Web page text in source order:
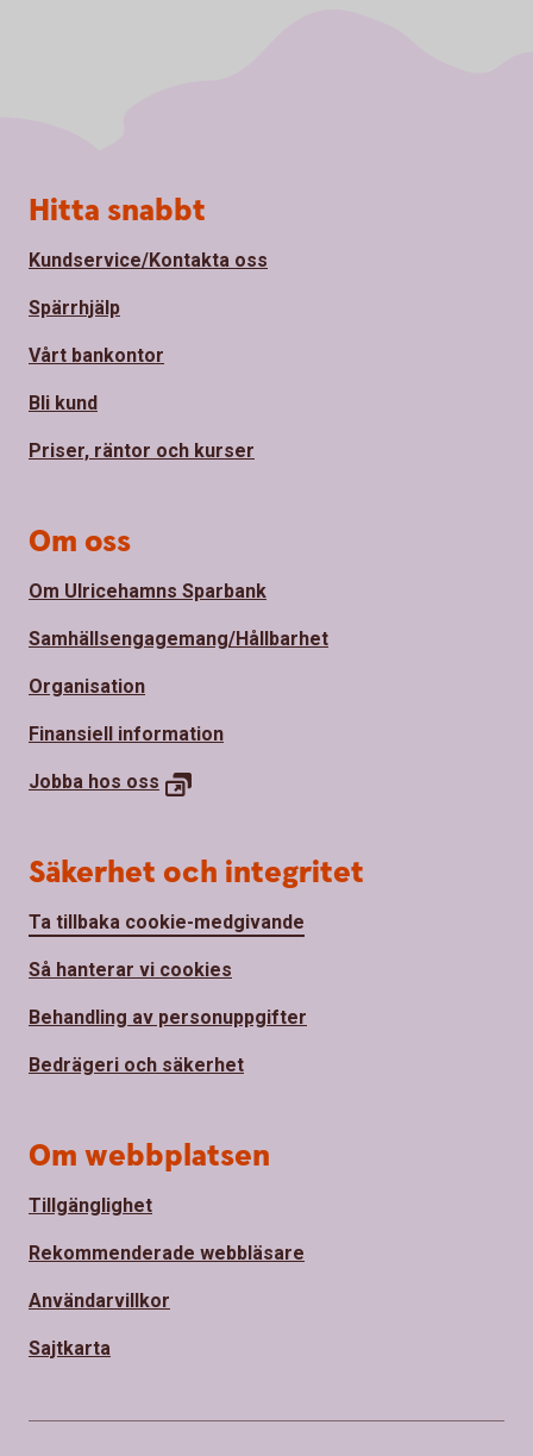
Sidfot
Hitta snabbt
Kundservice/Kontakta oss
Spärrhjälp
Vårt bankontor
Bli kund
Priser, räntor och kurser
Om oss
Om Ulricehamns Sparbank
Samhällsengagemang/Hållbarhet
Organisation
Finansiell information
Jobba hos oss
Säkerhet och integritet
Ta tillbaka cookie-medgivande
Så hanterar vi cookies
Behandling av personuppgifter
Bedrägeri och säkerhet
Om webbplatsen
Tillgänglighet
Rekommenderade webbläsare
Användarvillkor
Sajtkarta